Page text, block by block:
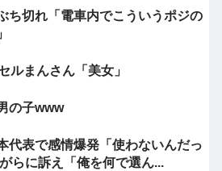
ち切れ「電車内でこういうポジの
ルまんさん「美女」
の子www
代表で感情爆発「使わないんだっ
らに訴え「俺を何で選ん...